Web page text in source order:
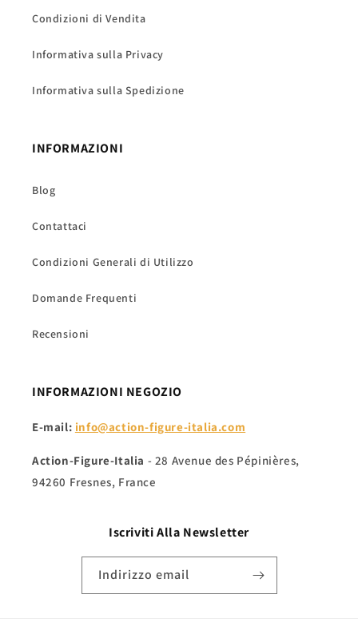
Condizioni di Vendita
Informativa sulla Privacy
Informativa sulla Spedizione
INFORMAZIONI
Blog
Contattaci
Condizioni Generali di Utilizzo
Domande Frequenti
Recensioni
INFORMAZIONI NEGOZIO
E-mail: info@action-figure-italia.com
Action-Figure-Italia - 28 Avenue des Pépinières,
94260 Fresnes, France
Iscriviti Alla Newsletter
Indirizzo email